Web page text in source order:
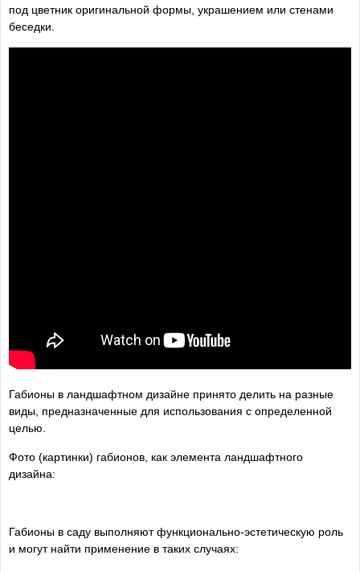
под цветник оригинальной формы, украшением или стенами
беседки.
Габионы в ландшафтном дизайне принято делить на разные
виды, предназначенные для использования с определенной
целью.
Фото (картинки) габионов, как элемента ландшафтного
дизайна:
Габионы в саду выполняют функционально-эстетическую роль
и могут найти применение в таких случаях: